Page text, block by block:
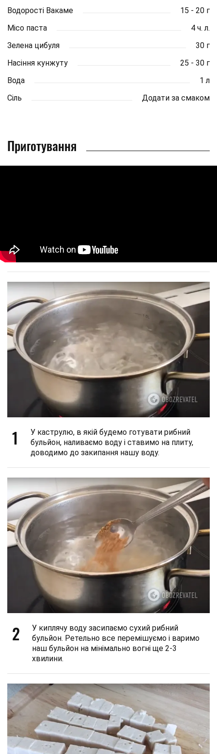
Водорості Вакаме
15 - 20 г
Місо паста
4 ч. л.
Зелена цибуля
30 г
Насіння кунжуту
25 - 30 г
Вода
1 л
Сіль
Додати за смаком
Приготування
1
У каструлю, в якій будемо готувати рибний
бульйон, наливаємо воду і ставимо на плиту,
доводимо до закипання нашу воду.
2
У киплячу воду засипаємо сухий рибний
бульйон. Ретельно все перемішуємо і варимо
наш бульйон на мінімально вогні ще 2-3
хвилини.